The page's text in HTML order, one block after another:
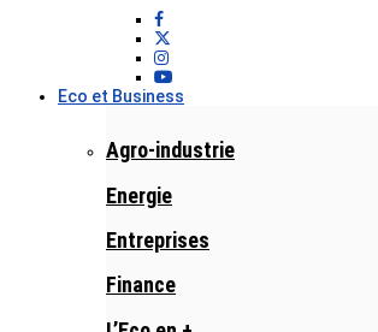
Eco et Business
Agro-industrie
Energie
Entreprises
Finance